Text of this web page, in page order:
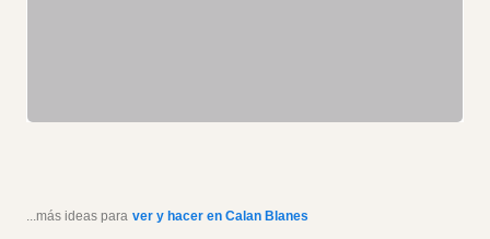
...más ideas para ver y hacer en Calan Blanes